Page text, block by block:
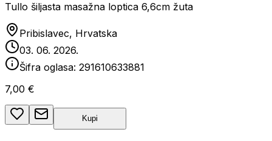
Tullo šiljasta masažna loptica 6,6cm žuta
Pribislavec, Hrvatska
03. 06. 2026.
Šifra oglasa: 291610633881
7,00 €
Kupi